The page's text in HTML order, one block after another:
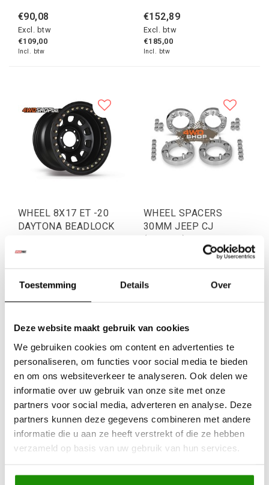
Toestemming Details Over
Deze website maakt gebruik van cookies
We gebruiken cookies om content en advertenties te
personaliseren, om functies voor social media te bieden
en om ons websiteverkeer te analyseren. Ook delen we
informatie over uw gebruik van onze site met onze
partners voor social media, adverteren en analyse. Deze
partners kunnen deze gegevens combineren met andere
informatie die u aan ze heeft verstrekt of die ze hebben
verzameld op basis van uw gebruik van hun services.
€90,08
Excl. btw
€109,00
Incl. btw
€152,89
Excl. btw
€185,00
Incl. btw
WHEEL 8X17 ET -20
DAYTONA BEADLOCK
Excl. btw
WHEEL SPACERS
30MM JEEP CJ
Excl. btw